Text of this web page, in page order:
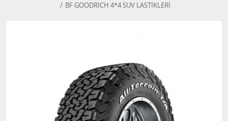
BF GOODRİCH 4*4 SUV LASTİKLERİ